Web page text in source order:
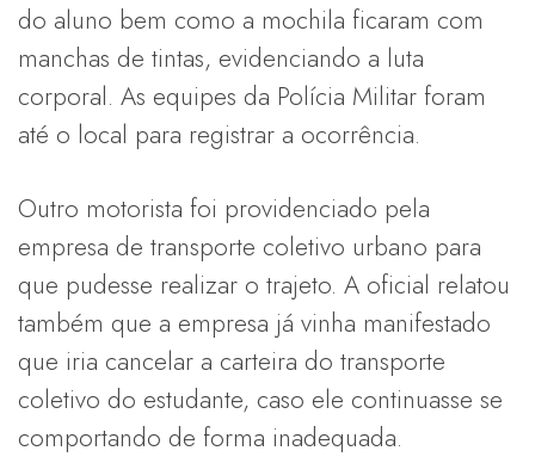
do aluno bem como a mochila ficaram com
manchas de tintas, evidenciando a luta
corporal. As equipes da Polícia Militar foram
até o local para registrar a ocorrência.
Outro motorista foi providenciado pela
empresa de transporte coletivo urbano para
que pudesse realizar o trajeto. A oficial relatou
também que a empresa já vinha manifestado
que iria cancelar a carteira do transporte
coletivo do estudante, caso ele continuasse se
comportando de forma inadequada.